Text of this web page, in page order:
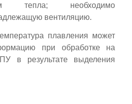
тепла; необходимо
вентиляцию.
плавления может
при обработке на
в результате выделения